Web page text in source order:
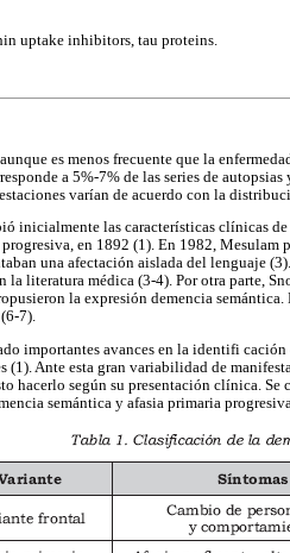
uptake inhibitors, tau proteins.
es menos frecuente que la
a 5%-7% de las series de
varían de acuerdo con la
inicialmente las características clínicas
en 1892 (1). En 1982,
una afectación aislada del lenguaje
la literatura médica (3-4). Por otra parte,
la expresión demencia
7).
importantes avances en la identifi
(1). Ante esta gran variabilidad de
hacerlo según su presentación clínica.
semántica y afasia primaria